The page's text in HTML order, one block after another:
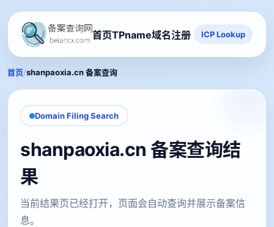
首页TPname域名注册 ICP Lookup
首页/shanpaoxia.cn 备案查询
Domain Filing Search
shanpaoxia.cn 备案查询结
果
当前结果页已经打开，页面会自动查询并展示备案信
息。